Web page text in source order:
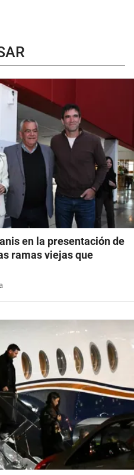
en la presentación de
ramas viejas que